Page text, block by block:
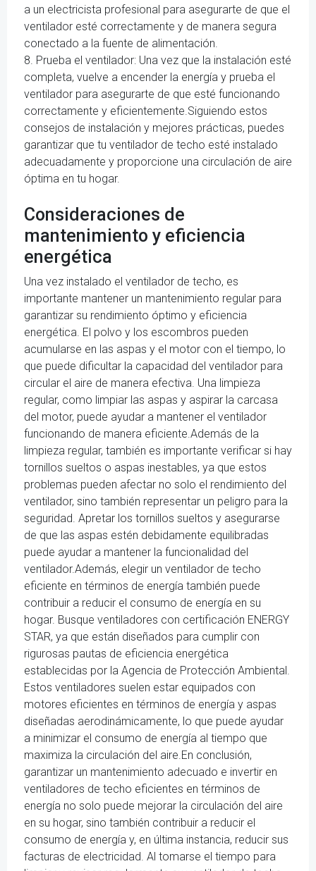
a un electricista profesional para asegurarte de que el
ventilador esté correctamente y de manera segura
conectado a la fuente de alimentación.
8. Prueba el ventilador: Una vez que la instalación esté
completa, vuelve a encender la energía y prueba el
ventilador para asegurarte de que esté funcionando
correctamente y eficientemente.Siguiendo estos
consejos de instalación y mejores prácticas, puedes
garantizar que tu ventilador de techo esté instalado
adecuadamente y proporcione una circulación de aire
óptima en tu hogar.
Consideraciones de
mantenimiento y eficiencia
energética
Una vez instalado el ventilador de techo, es
importante mantener un mantenimiento regular para
garantizar su rendimiento óptimo y eficiencia
energética. El polvo y los escombros pueden
acumularse en las aspas y el motor con el tiempo, lo
que puede dificultar la capacidad del ventilador para
circular el aire de manera efectiva. Una limpieza
regular, como limpiar las aspas y aspirar la carcasa
del motor, puede ayudar a mantener el ventilador
funcionando de manera eficiente.Además de la
limpieza regular, también es importante verificar si hay
tornillos sueltos o aspas inestables, ya que estos
problemas pueden afectar no solo el rendimiento del
ventilador, sino también representar un peligro para la
seguridad. Apretar los tornillos sueltos y asegurarse
de que las aspas estén debidamente equilibradas
puede ayudar a mantener la funcionalidad del
ventilador.Además, elegir un ventilador de techo
eficiente en términos de energía también puede
contribuir a reducir el consumo de energía en su
hogar. Busque ventiladores con certificación ENERGY
STAR, ya que están diseñados para cumplir con
rigurosas pautas de eficiencia energética
establecidas por la Agencia de Protección Ambiental.
Estos ventiladores suelen estar equipados con
motores eficientes en términos de energía y aspas
diseñadas aerodinámicamente, lo que puede ayudar
a minimizar el consumo de energía al tiempo que
maximiza la circulación del aire.En conclusión,
garantizar un mantenimiento adecuado e invertir en
ventiladores de techo eficientes en términos de
energía no solo puede mejorar la circulación del aire
en su hogar, sino también contribuir a reducir el
consumo de energía y, en última instancia, reducir sus
facturas de electricidad. Al tomarse el tiempo para